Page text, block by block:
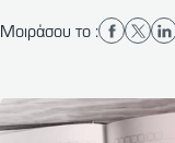
Μοιράσου το :